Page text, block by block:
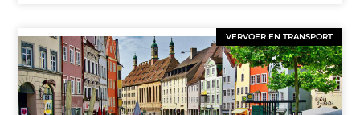
VERVOER EN TRANSPORT